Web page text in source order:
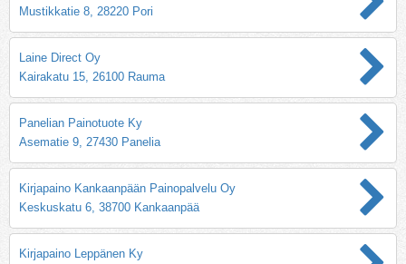
Mustikkatie 8, 28220 Pori
Laine Direct Oy
Kairakatu 15, 26100 Rauma
Panelian Painotuote Ky
Asematie 9, 27430 Panelia
Kirjapaino Kankaanpään Painopalvelu Oy
Keskuskatu 6, 38700 Kankaanpää
Kirjapaino Leppänen Ky